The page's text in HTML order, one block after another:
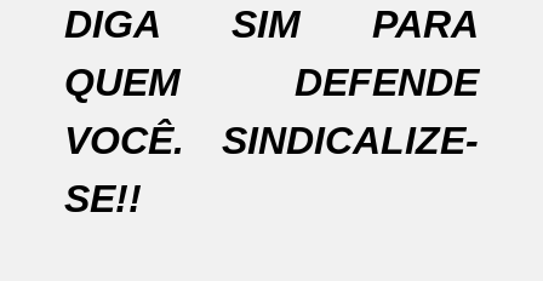
DIGA SIM PARA
QUEM DEFENDE
VOCÊ. SINDICALIZE-
SE!!